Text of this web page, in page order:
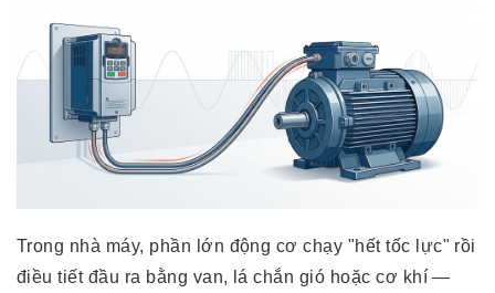
Trong nhà máy, phần lớn động cơ chạy "hết tốc lực" rồi
điều tiết đầu ra bằng van, lá chắn gió hoặc cơ khí —